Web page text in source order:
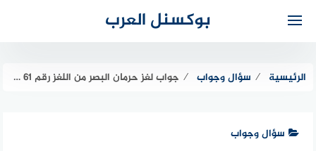
بوكسنل العرب
الرئيسية ⁄ سؤال وجواب ⁄ جواب لغز حرمان البصر من اللغز رقم 61 من لعبة فطحل
سؤال وجواب